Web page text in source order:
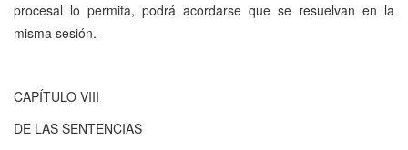
procesal lo permita, podrá acordarse que se resuelvan en la
misma sesión.
CAPÍTULO VIII
DE LAS SENTENCIAS